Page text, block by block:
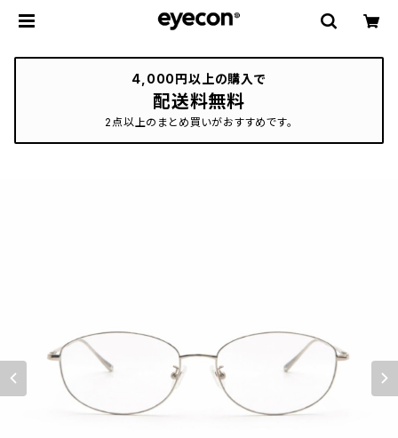
4,000円以上の購入で
配送料無料
2点以上のまとめ買いがおすすめです。